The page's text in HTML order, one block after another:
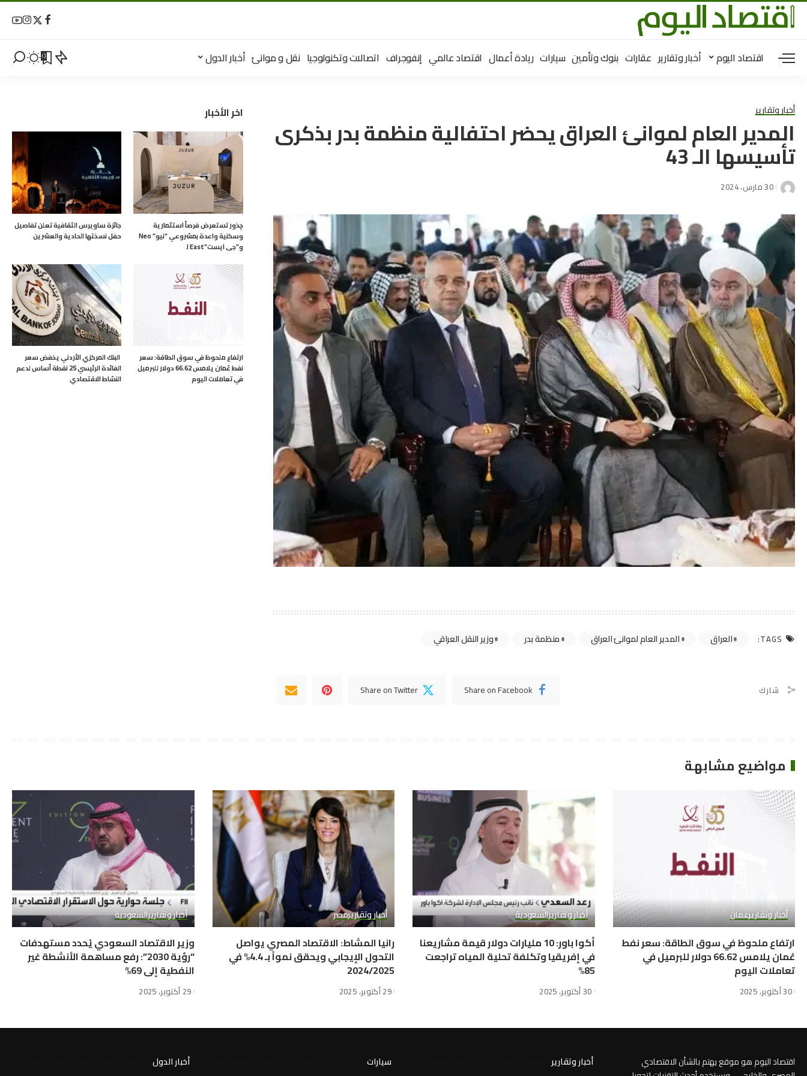
اقتصاد اليوم أخبار وتقارير عقارات بنوك وتأمين سيارات ريادة أعمال اقتصاد عالمي إنفوجراف اتصالات وتكنولوجيا نقل و موانئ أخبار الدول 0
أخبار وتقارير
المدير العام لموانئ العراق يحضر احتفالية منظمة بدر بذكرى
تأسيسها الـ 43
30 مارس، 2024
TAGS: العراق المدير العام لموانئ العراق منظمة بدر وزير النقل العراقي
شارك Share on Facebook
Share on Twitter
اخر الأخبار
چذور تستعرض فرصاً استثمارية
وسكنية واعدة بمشروعي “نيو” Neo
و”جى ايست”J East
جائزة ساويرس الثقافية تعلن تفاصيل
حفل نسختها الحادية والعشرين
ارتفاع ملحوظ في سوق الطاقة: سعر
نفط عُمان يلامس 66.62 دولار للبرميل
في تعاملات اليوم
البنك المركزي الأردني يخفض سعر
الفائدة الرئيسي 25 نقطة أساس لدعم
النشاط الاقتصادي
مواضيع مشابهة
أخبار وتقاريرعمان
ارتفاع ملحوظ في سوق الطاقة: سعر نفط
عُمان يلامس 66.62 دولار للبرميل في
تعاملات اليوم
30 أكتوبر، 2025
أخبار وتقاريرالسعودية
أكوا باور: 10 مليارات دولار قيمة مشاريعنا
في إفريقيا وتكلفة تحلية المياه تراجعت
85%
30 أكتوبر، 2025
أخبار وتقاريرمصر
رانيا المشاط: الاقتصاد المصري يواصل
التحول الإيجابي ويحقق نمواً بـ 4.4% في
2024/2025
29 أكتوبر، 2025
أخبار وتقاريرالسعودية
وزير الاقتصاد السعودي يُحدد مستهدفات
“رؤية 2030”: رفع مساهمة الأنشطة غير
النفطية إلى 69%
29 أكتوبر، 2025
اقتصاد اليوم هو موقع يهتم بالشأن الاقتصادي
أخبار وتقارير
سيارات
أخبار الدول